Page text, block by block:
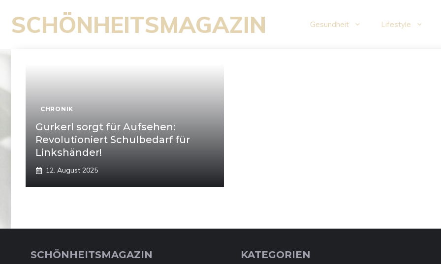
Inhalt
springen
SCHÖNHEITSMAGAZIN Gesundheit Lifestyle
CHRONIK
Gurkerl sorgt für Aufsehen:
Revolutioniert Schulbedarf für
Linkshänder!
12. August 2025
SCHÖNHEITSMAGAZIN KATEGORIEN